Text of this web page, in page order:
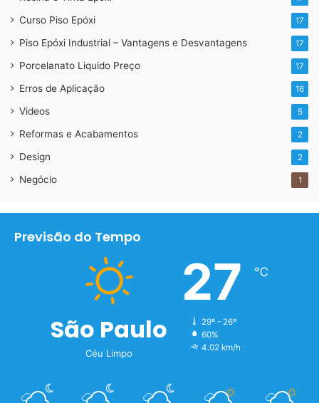
Curso Piso Epóxi 17
Piso Epóxi Industrial – Vantagens e Desvantagens 17
Porcelanato Liquido Preço 17
Erros de Aplicação 16
Videos 5
Reformas e Acabamentos 2
Design 2
Negócio 1
Previsão do Tempo
São Paulo
Céu Limpo
27 ℃
29º - 26º
60%
4.02 km/h